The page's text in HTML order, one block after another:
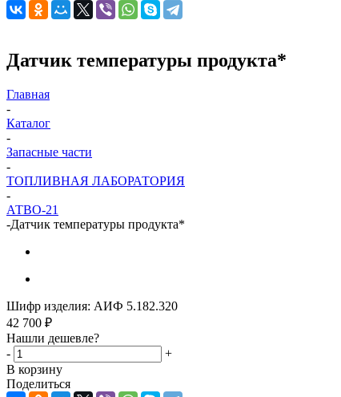
Датчик температуры продукта*
Главная
-
Каталог
-
Запасные части
-
ТОПЛИВНАЯ ЛАБОРАТОРИЯ
-
АТВО-21
-Датчик температуры продукта*
Шифр изделия: АИФ 5.182.320
42 700 ₽
Нашли дешевле?
-
+
В корзину
Поделиться